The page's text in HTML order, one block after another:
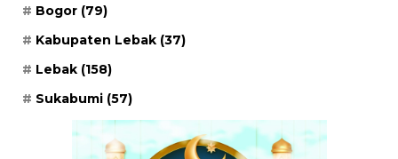
Bogor (79)
Kabupaten Lebak (37)
Lebak (158)
Sukabumi (57)